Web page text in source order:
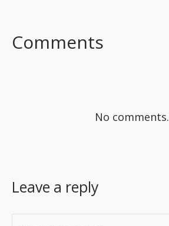
Comments
No comments.
Leave a reply